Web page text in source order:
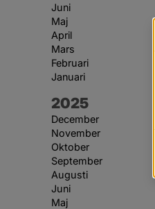
Juni
Maj
April
Mars
Februari
Januari
År:
2025
December
November
Oktober
September
Augusti
Juni
Maj